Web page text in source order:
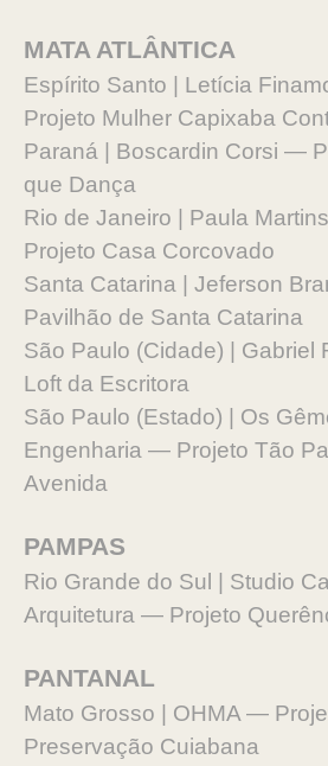
MATA ATLÂNTICA
Espírito Santo | Letícia
Projeto Mulher Capixaba
Paraná | Boscardin Corsi —
que Dança
Rio de Janeiro | Paula
Projeto Casa Corcovado
Santa Catarina | Jeferson
Pavilhão de Santa Catarina
São Paulo (Cidade) |
Loft da Escritora
São Paulo (Estado) | Os
Engenharia — Projeto Tão
Avenida
PAMPAS
Rio Grande do Sul | Studio
Arquitetura — Projeto
PANTANAL
Mato Grosso | OHMA —
Preservação Cuiabana